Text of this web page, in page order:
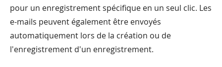
pour un enregistrement spécifique en un seul clic. Les
e-mails peuvent également être envoyés
automatiquement lors de la création ou de
l'enregistrement d'un enregistrement.